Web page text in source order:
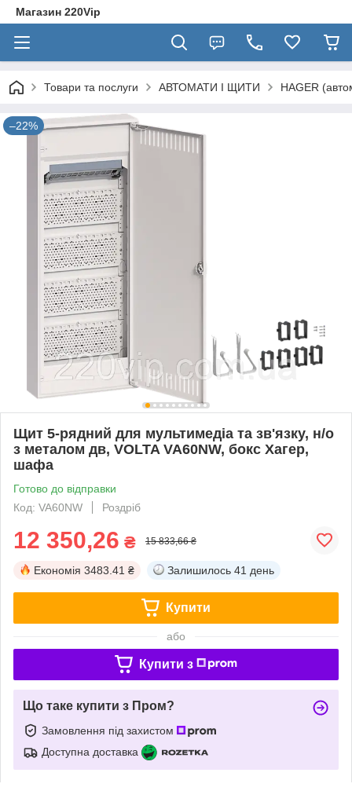
Магазин 220Vip
Товари та послуги АВТОМАТИ І ЩИТИ HAGER
–22%
Щит 5-рядний для мультимедіа та зв'язку, н/о
з металом дв, VOLTA VA60NW, бокс Хагер,
шафа
Готово до відправки
Код: VA60NW
Роздріб
12 350,26 ₴ 15 833,66 ₴
Економія 3483.41 ₴ Залишилось 41 день
Купити
або
Купити з
Що таке купити з Пром?
Замовлення під захистом
Доступна доставка